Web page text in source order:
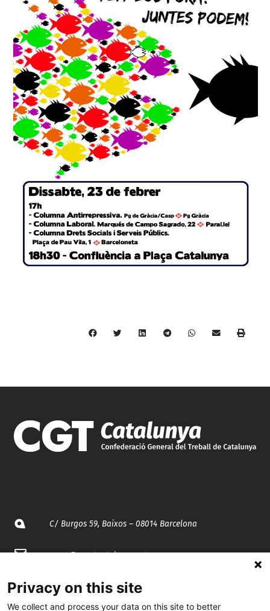
C/ Burgos 59, Baixos – 08014 Barcelona
spccc@spcgtcatalunya.cat
935 120 481
Privacy on this site
We collect and process your data on this site to better